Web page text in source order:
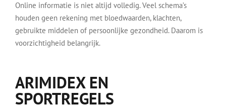
Online informatie is niet altijd volledig. Veel schema’s
houden geen rekening met bloedwaarden, klachten,
gebruikte middelen of persoonlijke gezondheid. Daarom is
voorzichtigheid belangrijk.
ARIMIDEX EN
SPORTREGELS